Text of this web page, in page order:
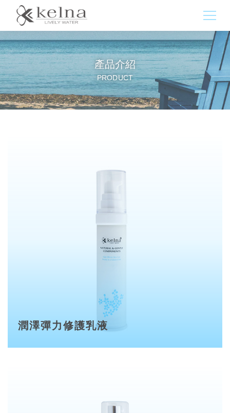
產品介紹
PRODUCT
潤澤彈力修護乳液